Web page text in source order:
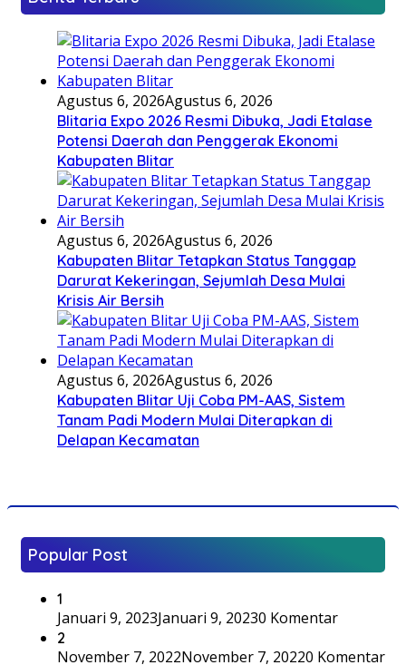
Agustus 6, 2026Agustus 6, 2026
Blitaria Expo 2026 Resmi Dibuka, Jadi Etalase
Potensi Daerah dan Penggerak Ekonomi
Kabupaten Blitar
Agustus 6, 2026Agustus 6, 2026
Kabupaten Blitar Tetapkan Status Tanggap
Darurat Kekeringan, Sejumlah Desa Mulai
Krisis Air Bersih
Agustus 6, 2026Agustus 6, 2026
Kabupaten Blitar Uji Coba PM-AAS, Sistem
Tanam Padi Modern Mulai Diterapkan di
Delapan Kecamatan
Popular Post
1
Januari 9, 2023Januari 9, 20230 Komentar
2
November 7, 2022November 7, 20220 Komentar